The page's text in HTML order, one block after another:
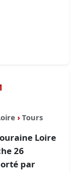
› Tours
Loire
26
par